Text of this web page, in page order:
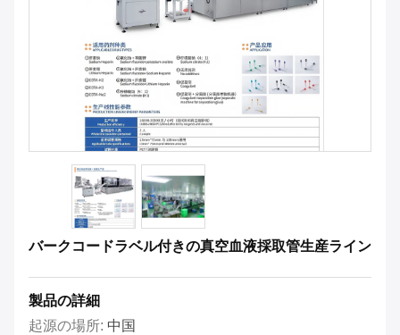
バークコードラベル付きの真空血液採取管生産ライン
製品の詳細
起源の場所: 中国